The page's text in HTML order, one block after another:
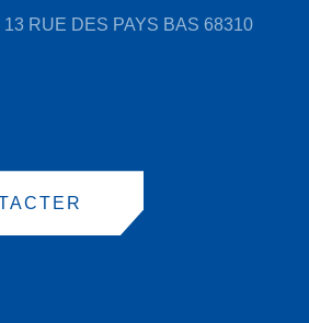
RUE DES PAYS BAS 68310